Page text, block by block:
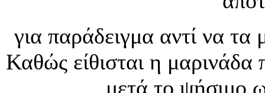
για παράδειγμα αντί να
Καθώς είθισται η μαρινάδα
μετά το ψήσιμο